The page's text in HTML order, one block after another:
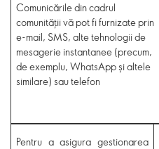
Comunicările din cadrul
comunității vă pot fi furnizate prin
e-mail, SMS, alte tehnologii de
mesagerie instantanee (precum,
de exemplu, WhatsApp și altele
similare) sau telefon
Pentru a asigura gestionarea